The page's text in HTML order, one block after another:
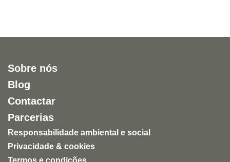
Sobre nós
Blog
Contactar
Parcerias
Responsabilidade ambiental e social
Privacidade & cookies